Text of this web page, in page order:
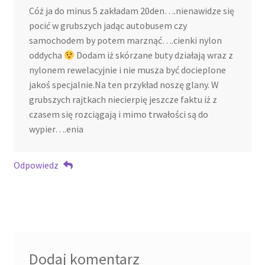
Cóż ja do minus 5 zakładam 20den….nienawidze się
pocić w grubszych jadąc autobusem czy
samochodem by potem marznąć….cienki nylon
oddycha
Dodam iż skórzane buty działają wraz z
nylonem rewelacyjnie i nie musza być docieplone
jakoś specjalnie.Na ten przykład noszę glany. W
grubszych rajtkach niecierpię jeszcze faktu iż z
czasem się rozciągają i mimo trwałości są do
wypier….enia
Odpowiedz
Dodaj komentarz